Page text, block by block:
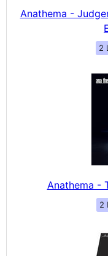
Anathema -
2
Anathema -
2